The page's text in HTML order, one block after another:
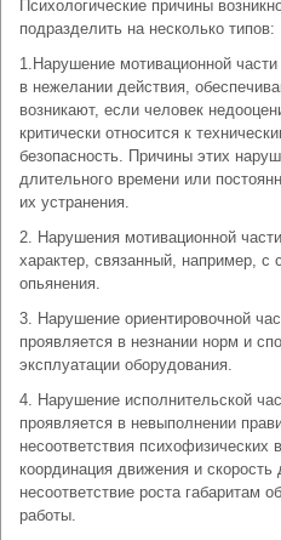
Психологические причины
подразделить на несколько типов:
1.Нарушение мотивационной
в нежелании действия,
возникают, если человек
критически относится к
безопасность. Причины этих
длительного времени или
их устранения.
2. Нарушения мотивационной
характер, связанный, например, с
опьянения.
3. Нарушение ориентировочной
проявляется в незнании норм и
эксплуатации оборудования.
4. Нарушение исполнительской
проявляется в невыполнении
несоответствия психофизических
координация движения и
несоответствие роста габаритам
работы.